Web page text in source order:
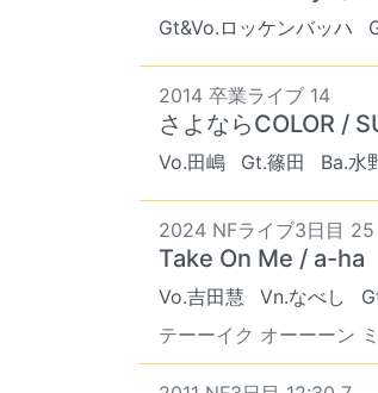
Gt&Vo.ロッケンバッハ
2014 卒業ライブ 14
さよならCOLOR /
Vo.田嶋 Gt.篠田 Ba.水
2024 NFライブ3日目 25
Take On Me / a-ha
Vo.吉田慧 Vn.なべし
テーーイク オーーーン